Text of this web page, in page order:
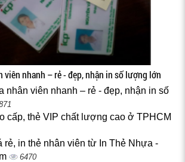
viên nhanh – rẻ - đẹp, nhận in số lượng lớn
nhân viên nhanh – rẻ - đẹp, nhận in số
cấp, thẻ VIP chất lượng cao ở TPHCM
rẻ, in thẻ nhân viên từ In Thẻ Nhựa -
6470